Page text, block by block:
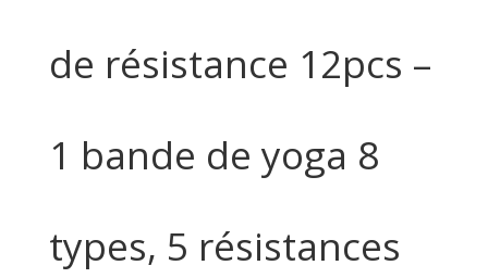
de résistance 12pcs –
1 bande de yoga 8
types, 5 résistances